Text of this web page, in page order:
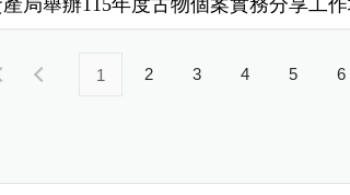
1 2 3 4 5 6